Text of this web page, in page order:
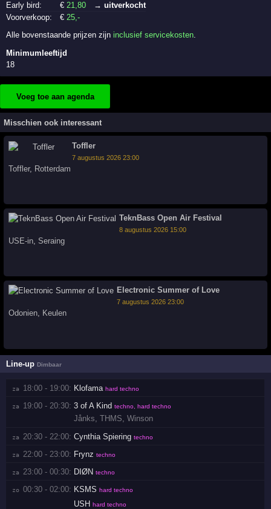
Early bird:
€21,80
→ uitverkocht
Voorverkoop:
€25,-
Alle bovenstaande prijzen zijninclusief servicekosten.
Minimumleeftijd
18
Voeg toe aan agenda
Misschien ook interessant
Toffler
7 augustus 2026 23:00
Toffler, Rotterdam
TeknBass Open Air Festival
8 augustus 2026 15:00
USE-in,Seraing
Electronic Summer of Love
7 augustus 2026 23:00
Odonien, Keulen
Line-upDimbaar
za 18:00 - 19:00: Klofama hard techno
za 19:00 - 20:30: 3 of A Kind techno, hard techno
Jånks,THMS,Winson
za 20:30 - 22:00: Cynthia Spiering techno
za 22:00 - 23:00: Frynz techno
za 23:00 - 00:30: DIØN techno
zo 00:30 - 02:00: KSMS hard techno
USH hard techno